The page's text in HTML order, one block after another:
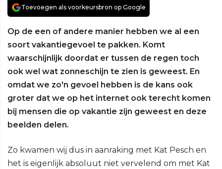
Toevoegen als voorkeursbron op Google
Op de een of andere manier hebben we al een
soort vakantiegevoel te pakken. Komt
waarschijnlijk doordat er tussen de regen toch
ook wel wat zonneschijn te zien is geweest. En
omdat we zo'n gevoel hebben is de kans ook
groter dat we op het internet ook terecht komen
bij mensen die op vakantie zijn geweest en deze
beelden delen.
Zo kwamen wij dus in aanraking met Kat Pesch en
het is eigenlijk absoluut niet vervelend om met Kat